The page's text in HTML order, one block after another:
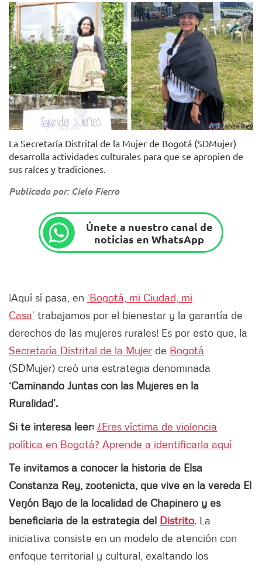
Foto: Elsa Constanza Rey
La Secretaría Distrital de la Mujer de Bogotá (SDMujer)
desarrolla actividades culturales para que se apropien de
sus raíces y tradiciones.
Publicado por: Cielo Fierro
Únete a nuestro canal de
noticias en WhatsApp
¡Aquí sí pasa, en ‘Bogotá, mi Ciudad, mi
Casa’ trabajamos por el bienestar y la garantía de
derechos de las mujeres rurales! Es por esto que, la
Secretaría Distrital de la Mujer de Bogotá
(SDMujer) creó una estrategia denominada
‘Caminando Juntas con las Mujeres en la
Ruralidad’.
Si te interesa leer: ¿Eres víctima de violencia
política en Bogotá? Aprende a identificarla aquí
Te invitamos a conocer la historia de Elsa
Constanza Rey, zootenicta, que vive en la vereda El
Verjón Bajo de la localidad de Chapinero y es
beneficiaria de la estrategia del Distrito. La
iniciativa consiste en un modelo de atención con
enfoque territorial y cultural, exaltando los